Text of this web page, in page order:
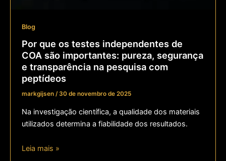
Blog
Por que os testes independentes de
COA são importantes: pureza, segurança
e transparência na pesquisa com
peptídeos
markgijsen / 30 de novembro de 2025
Na investigação científica, a qualidade dos materiais
utilizados determina a fiabilidade dos resultados.
Leia mais »